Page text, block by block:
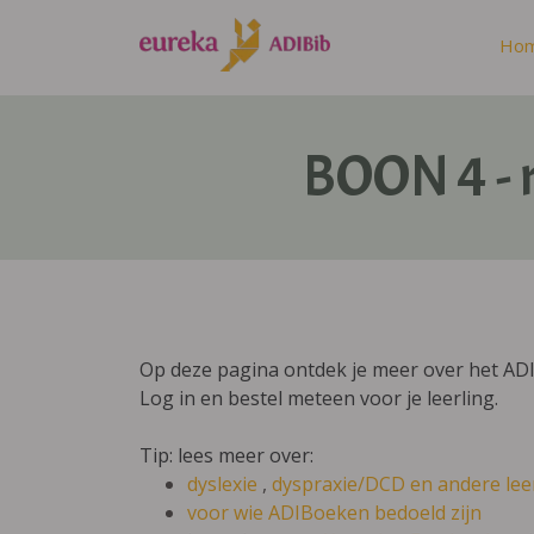
BOON 4
Op deze pagina ontdek je meer over het
Log in en bestel meteen voor je leerling.
Tip: lees meer over:
dyslexie , dyspraxie/DCD en andere
voor wie ADIBoeken bedoeld zijn